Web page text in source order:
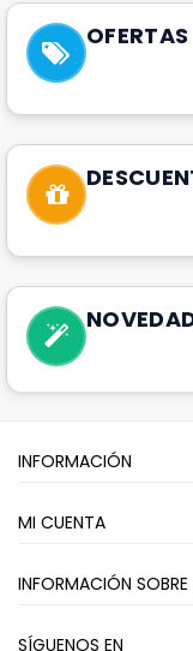
OFERTAS
INFORMACIÓN
MI CUENTA
INFORMACIÓN
SÍGUENOS EN